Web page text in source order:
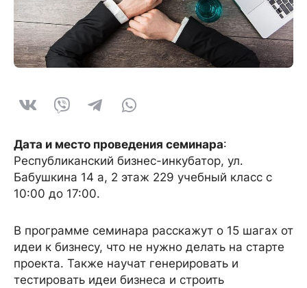
Дата и место проведения семинара:
Республиканский бизнес-инкубатор, ул.
Бабушкина 14 а, 2 этаж 229 учебный класс с
10:00 до 17:00.
В программе семинара расскажут о 15 шагах от
идеи к бизнесу, что не нужно делать на старте
проекта. Также научат генерировать и
тестировать идеи бизнеса и строить